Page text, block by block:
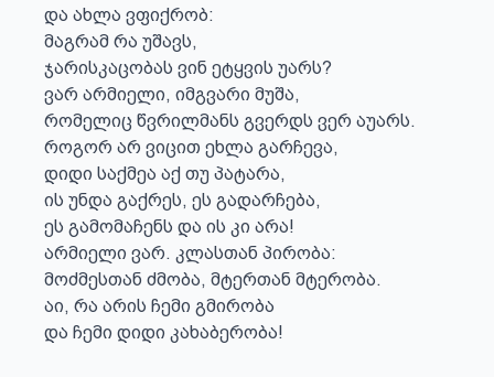
და ახლა ვფიქრობ:
მაგრამ რა უშავს,
ჯარისკაცობას ვინ ეტყვის უარს?
ვარ არმიელი, იმგვარი მუშა,
რომელიც წვრილმანს გვერდს ვერ აუარს.
როგორ არ ვიცით ეხლა გარჩევა,
დიდი საქმეა აქ თუ პატარა,
ის უნდა გაქრეს, ეს გადარჩება,
ეს გამომაჩენს და ის კი არა!
არმიელი ვარ. კლასთან პირობა:
მოძმესთან ძმობა, მტერთან მტერობა.
აი, რა არის ჩემი გმირობა
და ჩემი დიდი კახაბერობა!